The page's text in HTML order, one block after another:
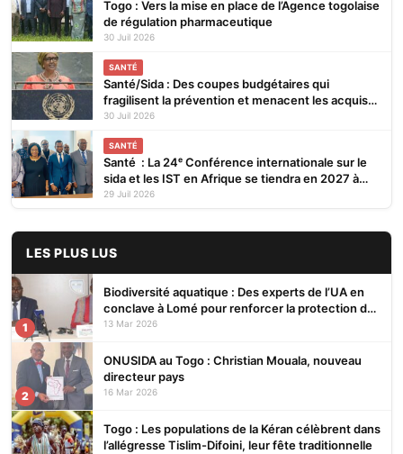
Togo : Vers la mise en place de l’Agence togolaise
de régulation pharmaceutique
30 Juil 2026
SANTÉ
Santé/Sida : Des coupes budgétaires qui
fragilisent la prévention et menacent les acquis
(ONUSIDA)
30 Juil 2026
SANTÉ
Santé : La 24ᵉ Conférence internationale sur le
sida et les IST en Afrique se tiendra en 2027 à
Cotonou
29 Juil 2026
LES PLUS LUS
1
Biodiversité aquatique : Des experts de l’UA en
conclave à Lomé pour renforcer la protection des
écosystèmes
13 Mar 2026
2
ONUSIDA au Togo : Christian Mouala, nouveau
directeur pays
16 Mar 2026
Togo : Les populations de la Kéran célèbrent dans
l’allégresse Tislim-Difoini, leur fête traditionnelle